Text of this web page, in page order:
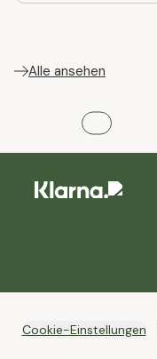
Alle ansehen
Cookie-Einstellungen